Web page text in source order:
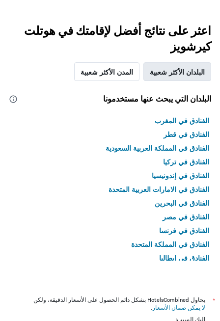
اعثر على نتائج أفضل لإقامتك في هوتلت
كيرشويز
البلدان الأكثر شعبية المدن الأكثر شعبية
البلدان التي يبحث عنها مستخدمونا
الفنادق في المغرب
الفنادق في قطر
الفنادق في المملكة العربية السعودية
الفنادق في تركيا
الفنادق في إندونيسيا
الفنادق في الامارات العربية المتحدة
الفنادق في البحرين
الفنادق في مصر
الفنادق في فرنسا
الفنادق في المملكة المتحدة
الفنادق في إيطاليا
*
يحاول HotelsCombined بشكل دائم الحصول على الأسعار الدقيقة، ولكن
لا يمكن ضمان الأسعار .
إليك السبب: